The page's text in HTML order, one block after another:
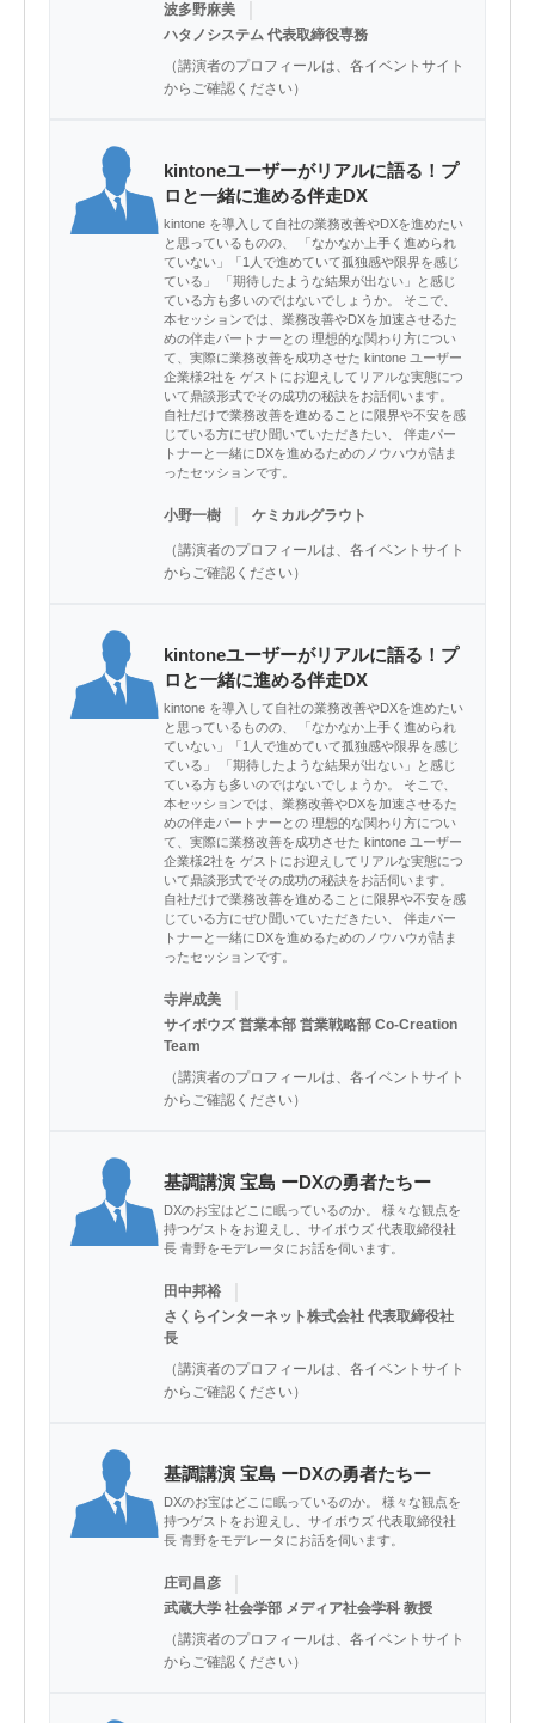
波多野麻美
ハタノシステム 代表取締役専務
（講演者のプロフィールは、各イベントサイト
からご確認ください）
kintoneユーザーがリアルに語る！プ
ロと一緒に進める伴走DX
kintone を導入して自社の業務改善やDXを進めたい
と思っているものの、 「なかなか上手く進められ
ていない」「1人で進めていて孤独感や限界を感じ
ている」 「期待したような結果が出ない」と感じ
ている方も多いのではないでしょうか。 そこで、
本セッションでは、業務改善やDXを加速させるた
めの伴走パートナーとの 理想的な関わり方につい
て、実際に業務改善を成功させた kintone ユーザー
企業様2社を ゲストにお迎えしてリアルな実態につ
いて鼎談形式でその成功の秘訣をお話伺います。
自社だけで業務改善を進めることに限界や不安を感
じている方にぜひ聞いていただきたい、 伴走パー
トナーと一緒にDXを進めるためのノウハウが詰ま
ったセッションです。
小野一樹 ケミカルグラウト
（講演者のプロフィールは、各イベントサイト
からご確認ください）
kintoneユーザーがリアルに語る！プ
ロと一緒に進める伴走DX
kintone を導入して自社の業務改善やDXを進めたい
と思っているものの、 「なかなか上手く進められ
ていない」「1人で進めていて孤独感や限界を感じ
ている」 「期待したような結果が出ない」と感じ
ている方も多いのではないでしょうか。 そこで、
本セッションでは、業務改善やDXを加速させるた
めの伴走パートナーとの 理想的な関わり方につい
て、実際に業務改善を成功させた kintone ユーザー
企業様2社を ゲストにお迎えしてリアルな実態につ
いて鼎談形式でその成功の秘訣をお話伺います。
自社だけで業務改善を進めることに限界や不安を感
じている方にぜひ聞いていただきたい、 伴走パー
トナーと一緒にDXを進めるためのノウハウが詰ま
ったセッションです。
寺岸成美
サイボウズ 営業本部 営業戦略部 Co-Creation
Team
（講演者のプロフィールは、各イベントサイト
からご確認ください）
基調講演 宝島 ーDXの勇者たちー
DXのお宝はどこに眠っているのか。 様々な観点を
持つゲストをお迎えし、サイボウズ 代表取締役社
長 青野をモデレータにお話を伺います。
田中邦裕
さくらインターネット株式会社 代表取締役社
長
（講演者のプロフィールは、各イベントサイト
からご確認ください）
基調講演 宝島 ーDXの勇者たちー
DXのお宝はどこに眠っているのか。 様々な観点を
持つゲストをお迎えし、サイボウズ 代表取締役社
長 青野をモデレータにお話を伺います。
庄司昌彦
武蔵大学 社会学部 メディア社会学科 教授
（講演者のプロフィールは、各イベントサイト
からご確認ください）